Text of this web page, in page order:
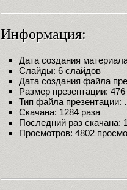
Информация:
Дата создания
Слайды: 6 слайдов
Дата создания файла
Размер презентации:
Тип файла презентации:
Скачана: 1284 раза
Последний раз скачана:
Просмотров: 4802